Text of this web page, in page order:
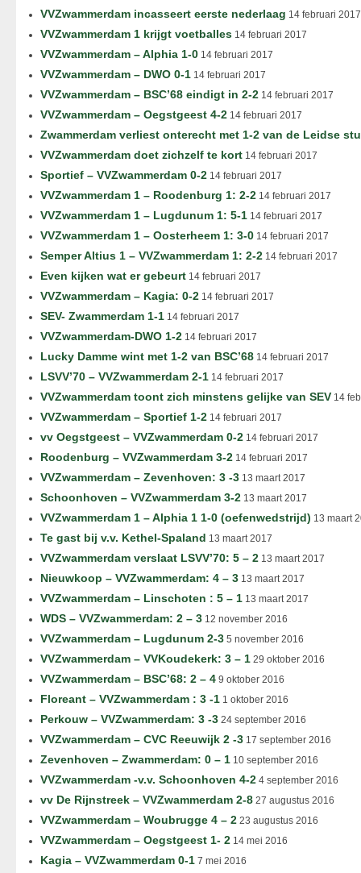
VVZwammerdam incasseert eerste nederlaag 14 februari 2017
VVZwammerdam 1 krijgt voetballes 14 februari 2017
VVZwammerdam – Alphia 1-0 14 februari 2017
VVZwammerdam – DWO 0-1 14 februari 2017
VVZwammerdam – BSC’68 eindigt in 2-2 14 februari 2017
VVZwammerdam – Oegstgeest 4-2 14 februari 2017
Zwammerdam verliest onterecht met 1-2 van de Leidse
VVZwammerdam doet zichzelf te kort 14 februari 2017
Sportief – VVZwammerdam 0-2 14 februari 2017
VVZwammerdam 1 – Roodenburg 1: 2-2 14 februari 2017
VVZwammerdam 1 – Lugdunum 1: 5-1 14 februari 2017
VVZwammerdam 1 – Oosterheem 1: 3-0 14 februari 2017
Semper Altius 1 – VVZwammerdam 1: 2-2 14 februari 2017
Even kijken wat er gebeurt 14 februari 2017
VVZwammerdam – Kagia: 0-2 14 februari 2017
SEV- Zwammerdam 1-1 14 februari 2017
VVZwammerdam-DWO 1-2 14 februari 2017
Lucky Damme wint met 1-2 van BSC’68 14 februari 2017
LSVV’70 – VVZwammerdam 2-1 14 februari 2017
VVZwammerdam toont zich minstens gelijke van SEV 14
VVZwammerdam – Sportief 1-2 14 februari 2017
vv Oegstgeest – VVZwammerdam 0-2 14 februari 2017
Roodenburg – VVZwammerdam 3-2 14 februari 2017
VVZwammerdam – Zevenhoven: 3 -3 13 maart 2017
Schoonhoven – VVZwammerdam 3-2 13 maart 2017
VVZwammerdam 1 – Alphia 1 1-0 (oefenwedstrijd) 13 maart
Te gast bij v.v. Kethel-Spaland 13 maart 2017
VVZwammerdam verslaat LSVV’70: 5 – 2 13 maart 2017
Nieuwkoop – VVZwammerdam: 4 – 3 13 maart 2017
VVZwammerdam – Linschoten : 5 – 1 13 maart 2017
WDS – VVZwammerdam: 2 – 3 12 november 2016
VVZwammerdam – Lugdunum 2-3 5 november 2016
VVZwammerdam – VVKoudekerk: 3 – 1 29 oktober 2016
VVZwammerdam – BSC’68: 2 – 4 9 oktober 2016
Floreant – VVZwammerdam : 3 -1 1 oktober 2016
Perkouw – VVZwammerdam: 3 -3 24 september 2016
VVZwammerdam – CVC Reeuwijk 2 -3 17 september 2016
Zevenhoven – Zwammerdam: 0 – 1 10 september 2016
VVZwammerdam -v.v. Schoonhoven 4-2 4 september 2016
vv De Rijnstreek – VVZwammerdam 2-8 27 augustus 2016
VVZwammerdam – Woubrugge 4 – 2 23 augustus 2016
VVZwammerdam – Oegstgeest 1- 2 14 mei 2016
Kagia – VVZwammerdam 0-1 7 mei 2016